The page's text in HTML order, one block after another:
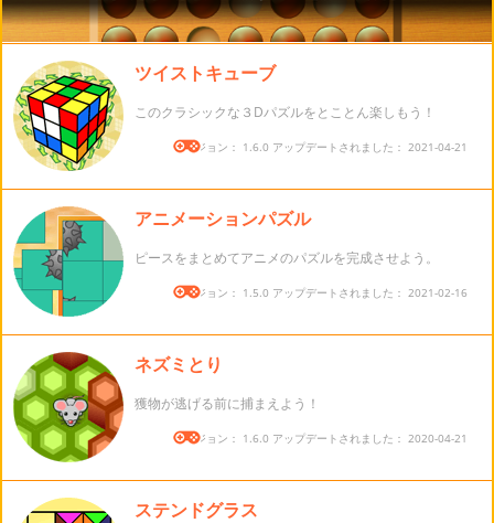
ツイストキューブ
このクラシックな３Dパズルをとことん楽しもう！
バージョン： 1.6.0 アップデートされました： 2021-04-21
アニメーションパズル
ピースをまとめてアニメのパズルを完成させよう。
バージョン： 1.5.0 アップデートされました： 2021-02-16
ネズミとり
獲物が逃げる前に捕まえよう！
バージョン： 1.6.0 アップデートされました： 2020-04-21
ステンドグラス